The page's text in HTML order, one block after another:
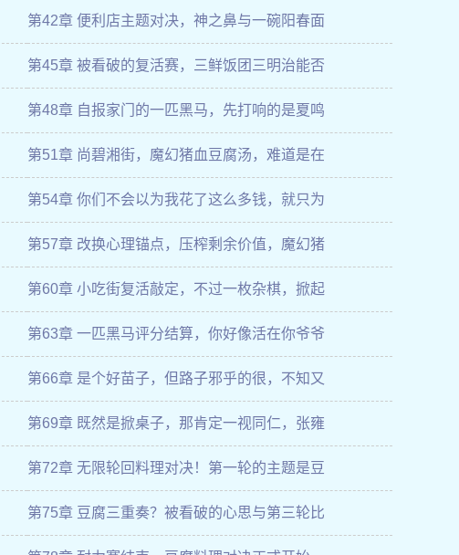
第42章 便利店主题对决，神之鼻与一碗阳春面
第45章 被看破的复活赛，三鲜饭团三明治能否
第48章 自报家门的一匹黑马，先打响的是夏鸣
第51章 尚碧湘街，魔幻猪血豆腐汤，难道是在
第54章 你们不会以为我花了这么多钱，就只为
第57章 改换心理锚点，压榨剩余价值，魔幻猪
第60章 小吃街复活敲定，不过一枚杂棋，掀起
第63章 一匹黑马评分结算，你好像活在你爷爷
第66章 是个好苗子，但路子邪乎的很，不知又
第69章 既然是掀桌子，那肯定一视同仁，张雍
第72章 无限轮回料理对决！第一轮的主题是豆
第75章 豆腐三重奏？被看破的心思与第三轮比